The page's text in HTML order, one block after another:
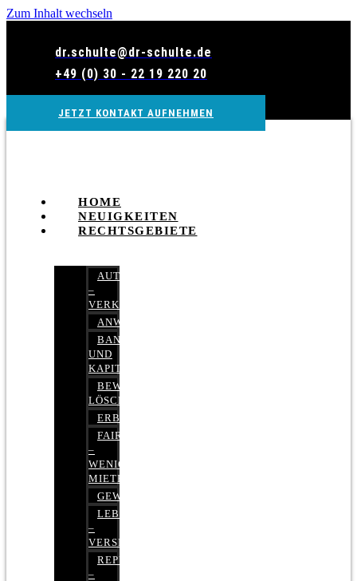
Zum Inhalt wechseln
dr.schulte@dr-schulte.de
+49 (0) 30 - 22 19 220 20
JETZT KONTAKT AUFNEHMEN
HOME
NEUIGKEITEN
RECHTSGEBIETE
AUTOBETRUG
–
VERKEHRSRECHT
ANWALTSHAFTUNGSRECHT
BANK-
UND
KAPITALMARKTRECHT
BEWERTUNGEN
LÖSCHEN
ERBRECHT
FAIRMIETEN
–
WENIGER
MIETE
GEWERBERECHT
LEBENSVERSICHERUNG
–
VERSICHERUNGSRECHT
REPUTATIONSRECHT
–